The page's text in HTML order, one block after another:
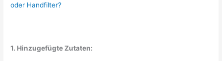
oder Handfilter?
1. Hinzugefügte Zutaten: